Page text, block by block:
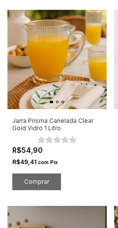
Jarra Prisma Canelada Clear
Gold Vidro 1 Litro
R$54,90
R$49,41 com Pix